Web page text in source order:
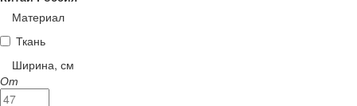
Материал
Ткань
Ширина, см
От